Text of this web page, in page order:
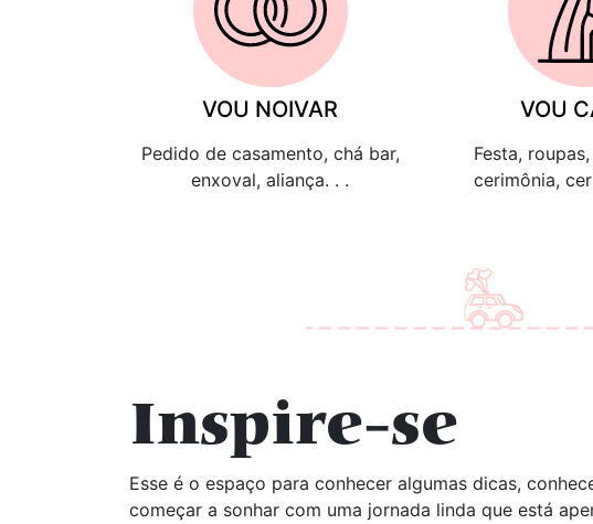
VOU NOIVAR
Pedido de casamento, chá bar,
enxoval, aliança. . .
VOU
Festa,
cerimônia,
Inspire-se
Esse é o espaço para conhecer algumas dicas,
começar a sonhar com uma jornada linda que está